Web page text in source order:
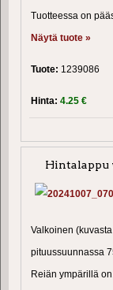
Tuotteessa on
Näytä tuote »
Tuote: 1239086
Hinta: 4.25 €
Hintalappu
Valkoinen
pituussuunnassa
Reiän ympärillä